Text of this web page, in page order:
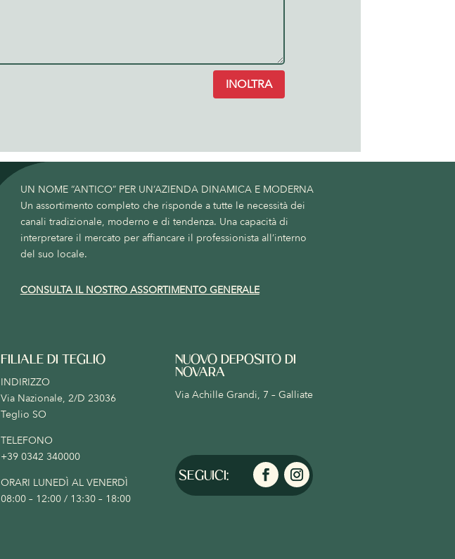
INOLTRA
UN NOME “ANTICO” PER UN’AZIENDA DINAMICA E MODERNA
Un assortimento completo che risponde a tutte le necessità dei
canali tradizionale, moderno e di tendenza. Una capacità di
interpretare il mercato per affiancare il professionista all’interno
del suo locale.
CONSULTA IL NOSTRO ASSORTIMENTO GENERALE
FILIALE DI TEGLIO
INDIRIZZO
Via Nazionale, 2/D 23036
Teglio SO
TELEFONO
+39 0342 340000
ORARI LUNEDÌ AL VENERDÌ
08:00 – 12:00 / 13:30 – 18:00
NUOVO DEPOSITO DI
NOVARA
Via Achille Grandi, 7 – Galliate